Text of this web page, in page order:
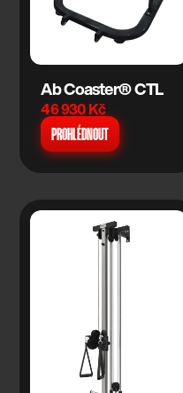
Ab Coaster® CTL
46 930 Kč
PROHLÉDNOUT